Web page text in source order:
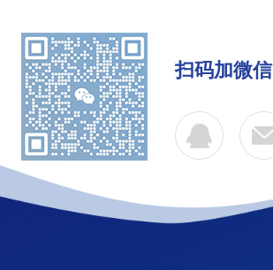
扫码加微信